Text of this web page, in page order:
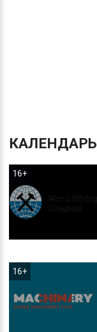
КАЛЕНДАРЬ
16+
16+